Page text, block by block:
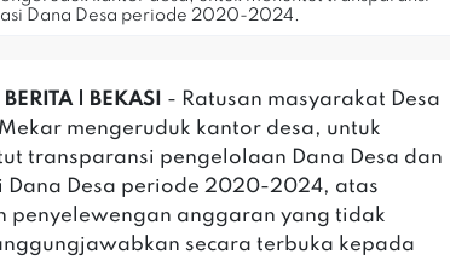
Dana Desa periode 2020-2024.
| BEKASI
- Ratusan masyarakat Desa
mengeruduk kantor desa, untuk
transparansi pengelolaan Dana Desa dan
Dana Desa periode 2020-2024, atas
penyelewengan anggaran yang tidak
secara terbuka kepada